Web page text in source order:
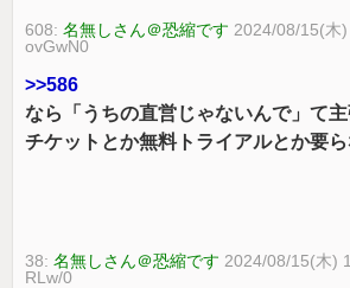
608:名無しさん＠恐縮です 2024/08/15(木
ovGwN0
>>586
なら「うちの直営じゃないんで」て
チケットとか無料トライアルとか要
38:名無しさん＠恐縮です 2024/08/15(木)
RLw/0